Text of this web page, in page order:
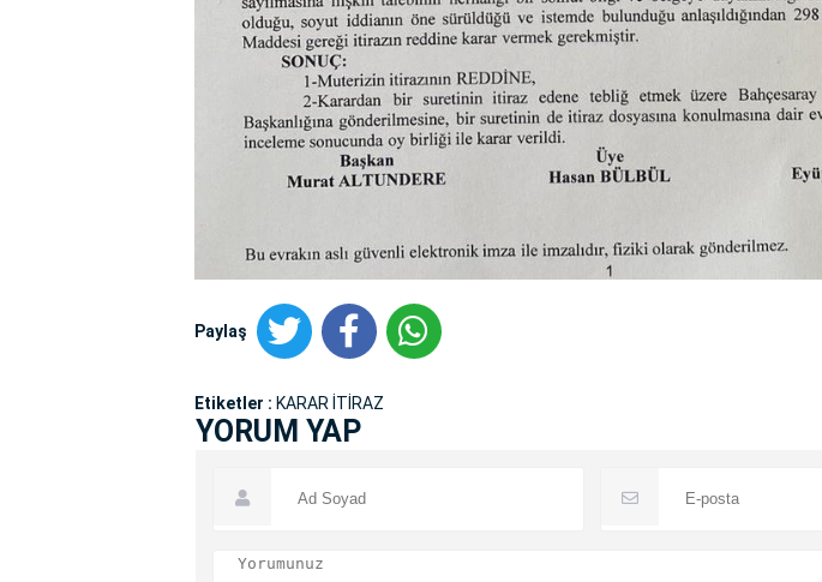
Paylaş
Etiketler : KARAR İTİRAZ
YORUM YAP